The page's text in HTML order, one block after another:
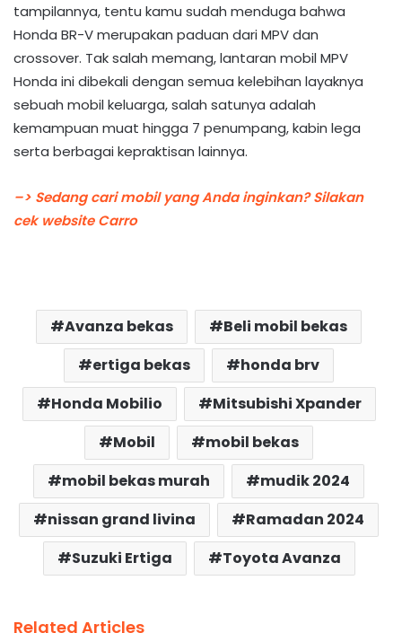
tampilannya, tentu kamu sudah menduga bahwa
Honda BR-V merupakan paduan dari MPV dan
crossover. Tak salah memang, lantaran mobil MPV
Honda ini dibekali dengan semua kelebihan layaknya
sebuah mobil keluarga, salah satunya adalah
kemampuan muat hingga 7 penumpang, kabin lega
serta berbagai kepraktisan lainnya.
–> Sedang cari mobil yang Anda inginkan? Silakan
cek website Carro
Avanza bekas
Beli mobil bekas
ertiga bekas
honda brv
Honda Mobilio
Mitsubishi Xpander
Mobil
mobil bekas
mobil bekas murah
mudik 2024
nissan grand livina
Ramadan 2024
Suzuki Ertiga
Toyota Avanza
Related Articles